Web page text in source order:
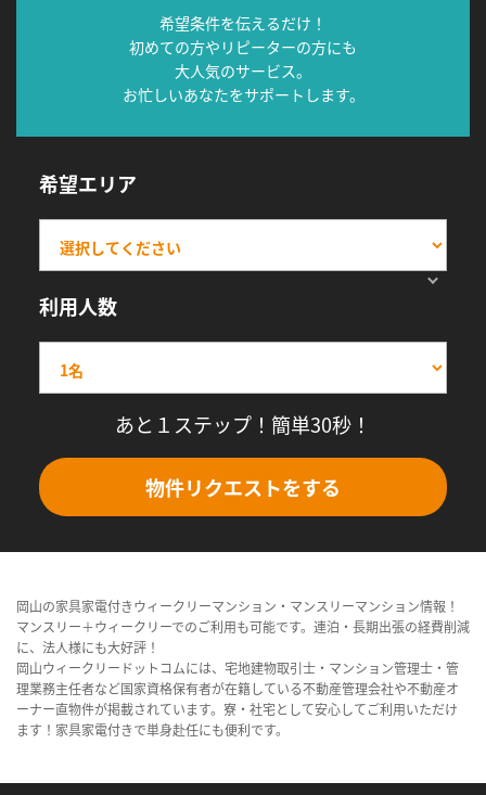
希望条件を伝えるだけ！
初めての方やリピーターの方にも
大人気のサービス。
お忙しいあなたをサポートします。
希望エリア
利用人数
あと１ステップ！簡単30秒！
物件リクエストをする
岡山の家具家電付きウィークリーマンション・マンスリーマンション情報！
マンスリー＋ウィークリーでのご利用も可能です。連泊・長期出張の経費削減
に、法人様にも大好評！
岡山ウィークリードットコムには、宅地建物取引士・マンション管理士・管
理業務主任者など国家資格保有者が在籍している不動産管理会社や不動産オ
ーナー直物件が掲載されています。寮・社宅として安心してご利用いただけ
ます！家具家電付きで単身赴任にも便利です。